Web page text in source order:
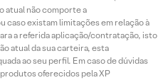
atual não comporte a
existam limitações em relação à
a referida aplicação/contratação, isto
atual da sua carteira, esta
ao seu perfil. Em caso de dúvidas
oferecidos pela XP